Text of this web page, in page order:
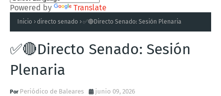
Powered by Translate
Inicio directo senado ✅🔴Directo Senado: Sesión Plenaria
✅🔴Directo Senado: Sesión
Plenaria
Periódico de Baleares junio 09, 2026